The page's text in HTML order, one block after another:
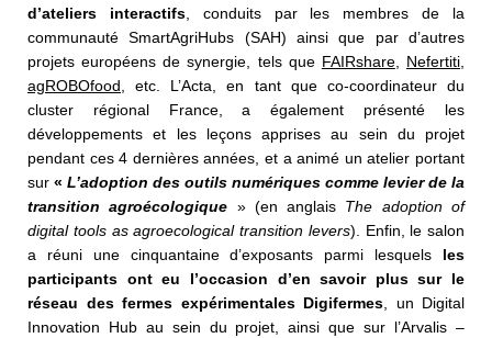
d’ateliers interactifs, conduits par les membres de la
communauté SmartAgriHubs (SAH) ainsi que par d’autres
projets européens de synergie, tels que FAIRshare, Nefertiti
agROBOfood , etc. L’Acta, en tant que co-coordinateur du
cluster régional France, a également présenté les
développements et les leçons apprises au sein du projet
pendant ces 4 dernières années, et a animé un atelier portant
sur « L’adoption des outils numériques comme levier de la
transition agroécologique » (en anglais The adoption of
digital tools as agroecological transition levers). Enfin, le salon
a réuni une cinquantaine d’exposants parmi lesquels les
participants ont eu l’occasion d’en savoir plus sur le
réseau des fermes expérimentales Digifermes , un Digital
Innovation Hub au sein du projet, ainsi que sur l’Arvalis –